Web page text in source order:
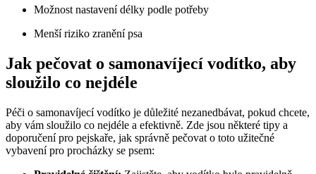
Možnost nastavení délky podle potřeby
Menší riziko zranění psa
Jak pečovat o samonavíjecí vodítko, aby
sloužilo co nejdéle
Péči o samonavíjecí vodítko je důležité nezanedbávat, pokud chcete,
aby vám sloužilo co nejdéle a efektivně. Zde jsou některé tipy a
doporučení pro pejskaře, jak správně pečovat o toto užitečné
vybavení pro procházky se psem: